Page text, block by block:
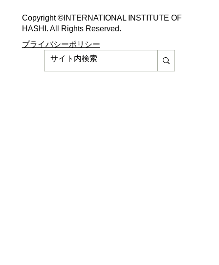
Copyright ©​INTERNATIONAL INSTITUTE OF
HASHI. All Rights Reserved.​
​​プライバシーポリシー